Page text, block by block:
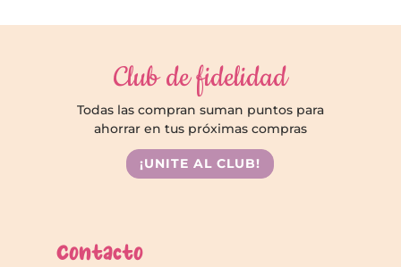
Club de fidelidad
Todas las compran suman puntos para
ahorrar en tus próximas compras
¡UNITE AL CLUB!
Contacto